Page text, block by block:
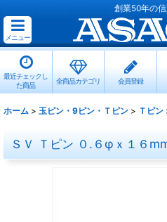
創業50年の
メニュー
最近チェックし
た商品
全商品カテゴリ 会員登録
ホーム > 玉ピン・9ピン・Ｔピン > Ｔピン
ＳＶ Ｔピン ０.６φｘ１６